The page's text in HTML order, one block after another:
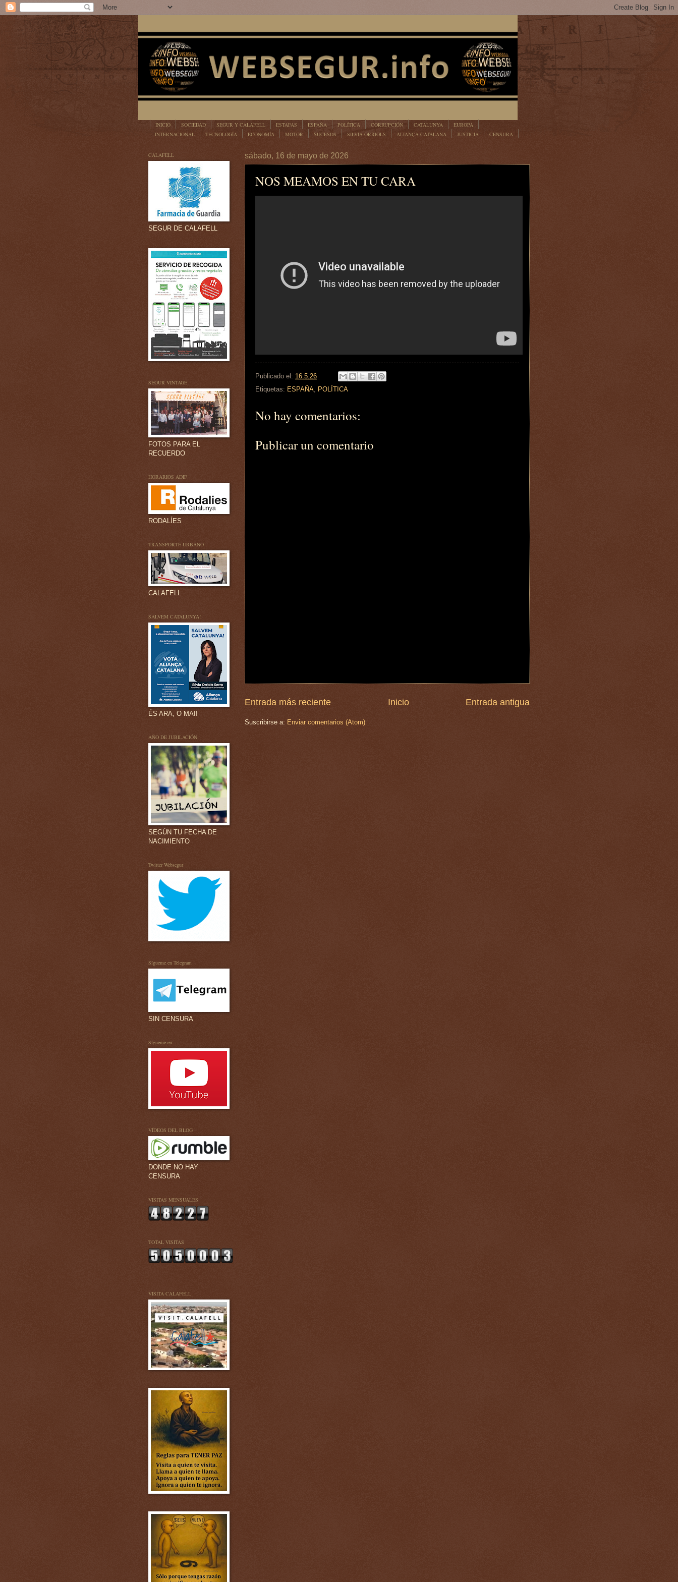
INICIO SOCIEDAD SEGUR Y CALAFELL ESTAFAS ESPAÑA POLÍTICA CORRUPCIÓN CATALUNYA
EUROPA
INTERNACIONAL
TECNOLOGÍA ECONOMÍA MOTOR SUCESOS SILVIA ORRIOLS ALIANÇA CATALANA JUSTICIA
CENSURA
sábado, 16 de mayo de 2026
NOS MEAMOS EN TU CARA
Publicado el: 16.5.26
Etiquetas: ESPAÑA, POLÍTICA
No hay comentarios:
Publicar un comentario
Entrada más reciente Entrada antigua
Inicio
Suscribirse a: Enviar comentarios (Atom)
CALAFELL
SEGUR DE CALAFELL
SEGUR VINTAGE
FOTOS PARA EL
RECUERDO
HORARIOS ADIF
RODALÍES
TRANSPORTE URBANO
CALAFELL
SALVEM CATALUNYA!
ÉS ARA, O MAI!
AÑO DE JUBILACIÓN
SEGÚN TU FECHA DE
NACIMIENTO
Twitter Websegur
Sígueme en Telegram
SIN CENSURA
Sígueme en:
VÍDEOS DEL BLOG
DONDE NO HAY
CENSURA
VISITAS MENSUALES
TOTAL VISITAS
VISITA CALAFELL